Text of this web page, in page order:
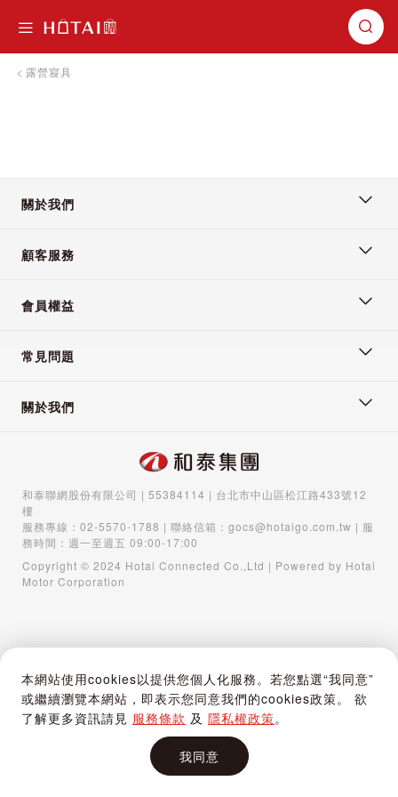
本網站使用cookies以提供您個人化服務。若您點選“我同意”
或繼續瀏覽本網站，即表示您同意我們的cookies政策。 欲
了解更多資訊請見 服務條款 及 隱私權政策。
我同意
購物車
露營寢具
關於我們
顧客服務
會員權益
常見問題
關於我們
和泰聯網股份有限公司 | 55384114 | 台北市中山區松江路433號12
樓
服務專線： 02-5570-1788 | 聯絡信箱： gocs@hotaigo.com.tw | 服
務時間：週一至週五 09:00-17:00
Copyright © 2024 Hotai Connected Co.,Ltd | Powered by Hotai
Motor Corporation